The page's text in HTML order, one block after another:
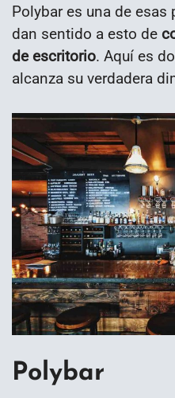
Polybar es una de esas
dan sentido a esto de
de escritorio. Aquí es
alcanza su verdadera
Polybar